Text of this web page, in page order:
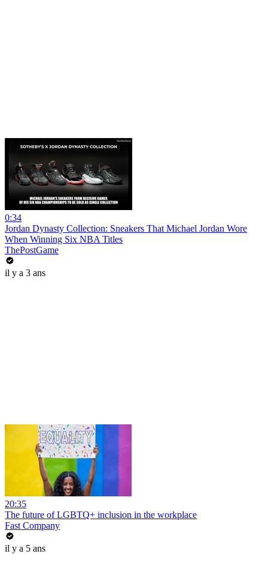
0:34
Jordan Dynasty Collection: Sneakers That Michael Jordan Wore
When Winning Six NBA Titles
ThePostGame
il y a 3 ans
20:35
The future of LGBTQ+ inclusion in the workplace
Fast Company
il y a 5 ans